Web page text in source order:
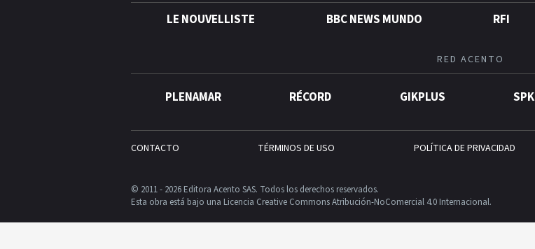
LE NOUVELLISTE BBC NEWS MUNDO RFI
RED ACENTO
PLENAMAR RÉCORD GIKPLUS SPK
CONTACTO TÉRMINOS DE USO POLÍTICA DE PRIVACIDAD
© 2011 - 2026 Editora Acento SAS. Todos los derechos reservados.
Esta obra está bajo una Licencia Creative Commons Atribución-NoComercial 4.0 Internacional.